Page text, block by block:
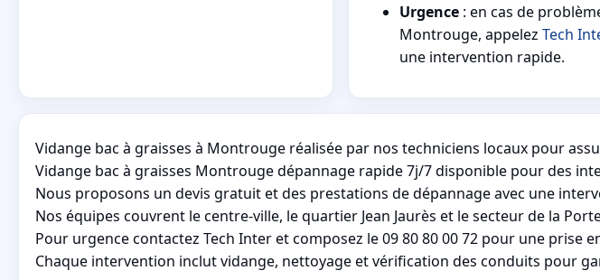
Urgence : en cas de
Montrouge, appelezTech
une intervention rapide.
Vidange bac à graisses à Montrouge réalisée par nos techniciens locaux pour
Vidange bac à graisses Montrouge dépannage rapide 7j/7 disponible pour des
Nous proposons un devis gratuit et des prestations de dépannage avec une
Nos équipes couvrent le centre-ville, le quartier Jean Jaurès et le secteur de la
Pour urgence contactez Tech Inter et composez le 09 80 80 00 72 pour une prise
Chaque intervention inclut vidange, nettoyage et vérification des conduits pour